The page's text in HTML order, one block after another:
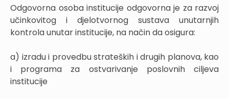
Odgovorna osoba institucije odgovorna je za razvoj
učinkovitog i djelotvornog sustava unutarnjih
kontrola unutar institucije, na način da osigura:
a) izradu i provedbu strateških i drugih planova, kao
i programa za ostvarivanje poslovnih ciljeva
institucije